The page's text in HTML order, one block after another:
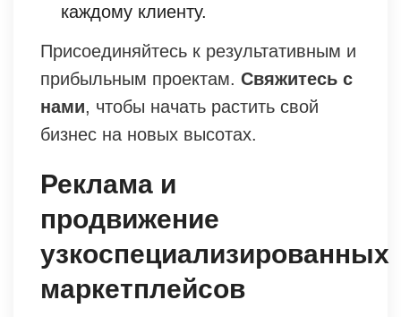
каждому клиенту.
Присоединяйтесь к результативным и
прибыльным проектам. Свяжитесь с
нами, чтобы начать растить свой
бизнес на новых высотах.
Реклама и
продвижение
узкоспециализированных
маркетплейсов